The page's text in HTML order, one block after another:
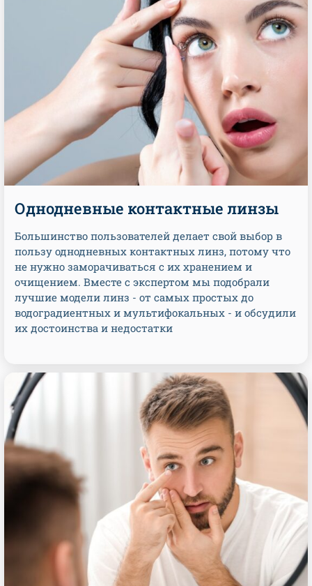
Однодневные контактные линзы
Большинство пользователей делает свой выбор в
пользу однодневных контактных линз, потому что
не нужно заморачиваться с их хранением и
очищением. Вместе с экспертом мы подобрали
лучшие модели линз - от самых простых до
водоградиентных и мультифокальных - и обсудили
их достоинства и недостатки